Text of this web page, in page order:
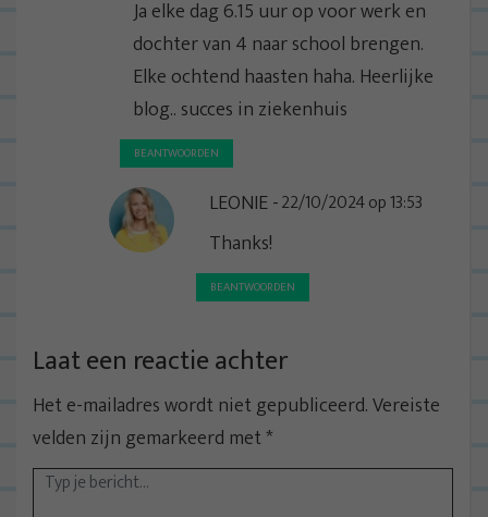
Ja elke dag 6.15 uur op voor werk en
dochter van 4 naar school brengen.
Elke ochtend haasten haha. Heerlijke
blog.. succes in ziekenhuis
BEANTWOORDEN
LEONIE 22/10/2024 op 13:53
Thanks!
BEANTWOORDEN
Laat een reactie achter
Het e-mailadres wordt niet gepubliceerd.Vereiste
velden zijn gemarkeerd met*